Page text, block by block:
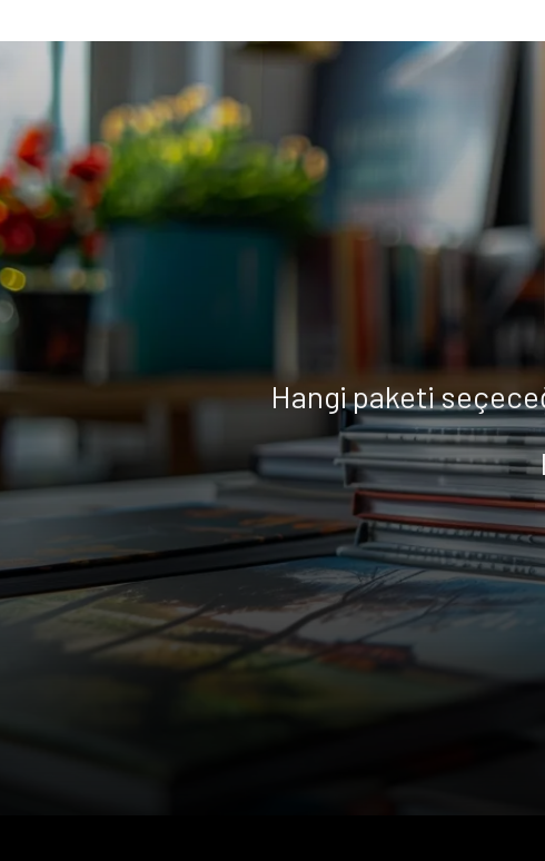
Hangi paketi